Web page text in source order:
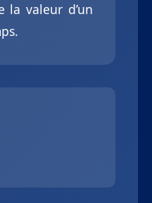
la valeur d’un